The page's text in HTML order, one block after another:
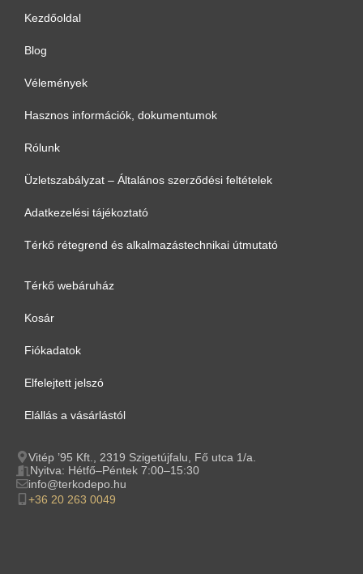
Kezdőoldal
Blog
Vélemények
Hasznos információk, dokumentumok
Rólunk
Üzletszabályzat – Általános szerződési feltételek
Adatkezelési tájékoztató
Térkő rétegrend és alkalmazástechnikai útmutató
Térkő webáruház
Kosár
Fiókadatok
Elfelejtett jelszó
Elállás a vásárlástól
Vitép ’95 Kft., 2319 Szigetújfalu, Fő utca 1/a.
Nyitva: Hétfő–Péntek 7:00–15:30
info@terkodepo.hu
+36 20 263 0049